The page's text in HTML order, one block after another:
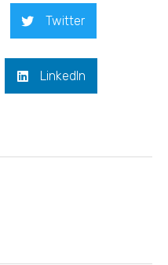
Twitter
LinkedIn